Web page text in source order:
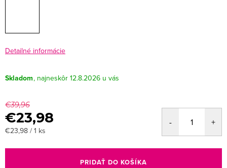
Detailné informácie
Skladom 12.8.2026
€39,96
€23,98
Jednotková
€23,98 / 1 ks
PRIDAŤ DO KOŠÍKA